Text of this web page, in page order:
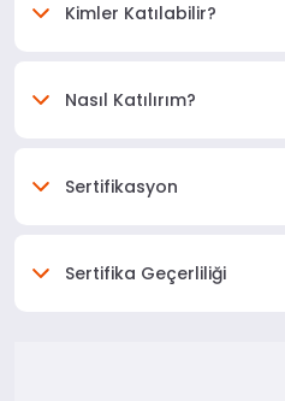
Kimler Katılabilir?
Nasıl Katılırım?
Sertifikasyon
Sertifika Geçerliliği